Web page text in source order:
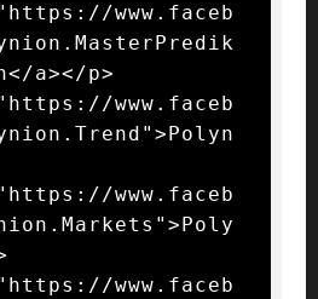
www.faceb
a></p>
www.faceb
www.faceb
www.faceb